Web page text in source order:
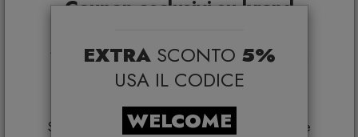
Coupon esclusivi su brand
*Coupon non cumulabile con altre promo e non
applicabile su:
Smeg, Bontempi Casa, Samsonite, BBB Italia,
Franke, Gufram, Memphis, Plust, Gervasoni,
Samsung, Faber, Dunavox, Zafferano, VG, Slide
EXTRA SCONTO 5%
USA IL CODICE
WELCOME
Ti potrebbe interessare